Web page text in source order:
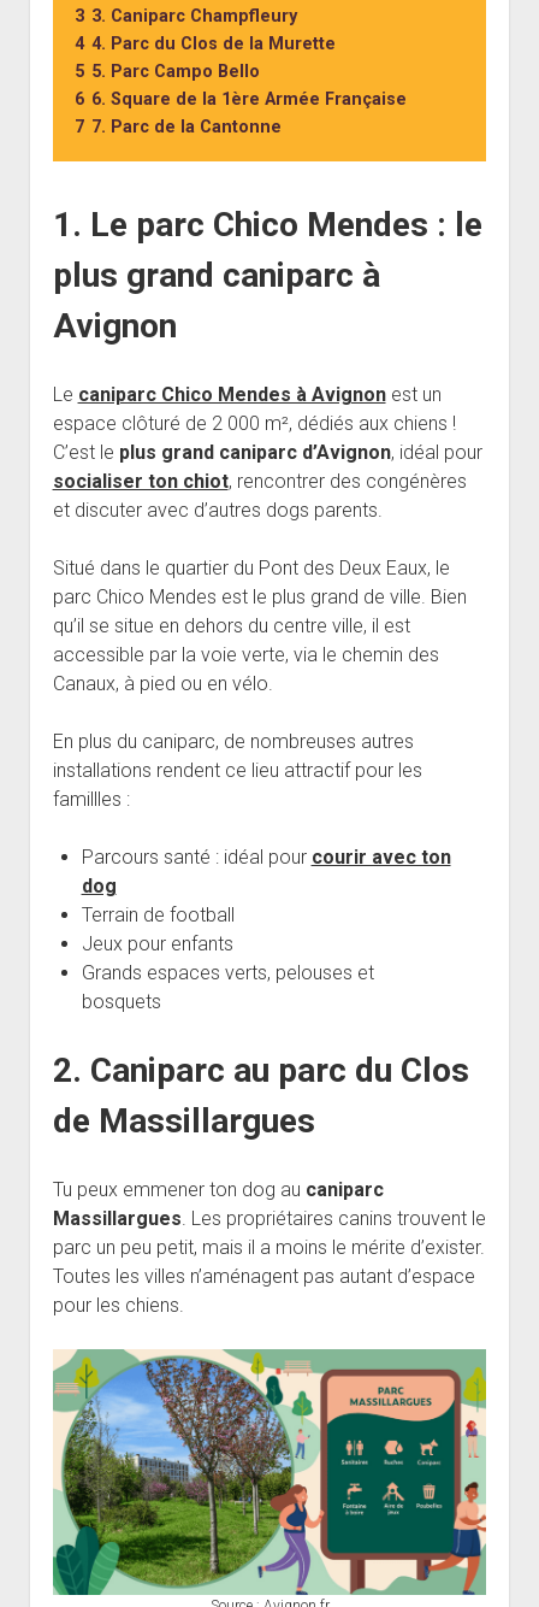
3 3. Caniparc Champfleury
4 4. Parc du Clos de la Murette
5 5. Parc Campo Bello
6 6. Square de la 1ère Armée Française
7 7. Parc de la Cantonne
1. Le parc Chico Mendes : le
plus grand caniparc à
Avignon
Le caniparc Chico Mendes à Avignonest un
espace clôturé de 2 000 m², dédiés aux chiens !
C’est le plus grand caniparc d’Avignon, idéal pour
socialiser ton chiot, rencontrer des congénères
et discuter avec d’autres dogs parents.
Situé dans le quartier du Pont des Deux Eaux, le
parc Chico Mendes est le plus grand de ville. Bien
qu’il se situe en dehors du centre ville, il est
accessible par la voie verte, via le chemin des
Canaux, à pied ou en vélo.
En plus du caniparc, de nombreuses autres
installations rendent ce lieu attractif pour les
famillles :
Parcours santé : idéal pour courir avec ton
dog
Terrain de football
Jeux pour enfants
Grands espaces verts, pelouses et
bosquets
2. Caniparc au parc du Clos
de Massillargues
Tu peux emmener ton dog au caniparc
Massillargues . Les propriétaires canins trouvent le
parc un peu petit, mais il a moins le mérite d’exister.
Toutes les villes n’aménagent pas autant d’espace
pour les chiens.